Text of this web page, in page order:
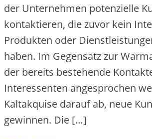
der Unternehmen potenzielle
kontaktieren, die zuvor kein
Produkten oder
haben. Im Gegensatz zur
der bereits bestehende
Interessenten angesprochen
Kaltakquise darauf ab, neue
gewinnen. Die […]